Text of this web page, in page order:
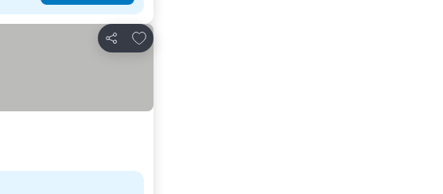
Partilhar
Adicionar aos favoritos